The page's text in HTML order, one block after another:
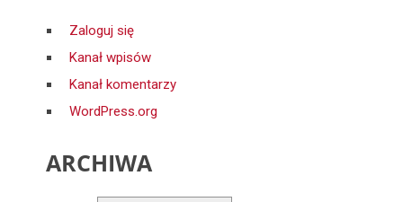
Zaloguj się
Kanał wpisów
Kanał komentarzy
WordPress.org
ARCHIWA